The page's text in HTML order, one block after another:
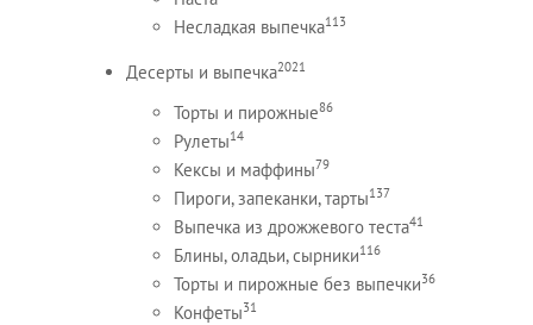
Несладкая выпечка113
Десерты и выпечка2021
Торты и пирожные86
Рулеты14
Кексы и маффины79
Пироги, запеканки, тарты137
Выпечка из дрожжевого теста41
Блины, оладьи, сырники116
Торты и пирожные без выпечки36
Конфеты31